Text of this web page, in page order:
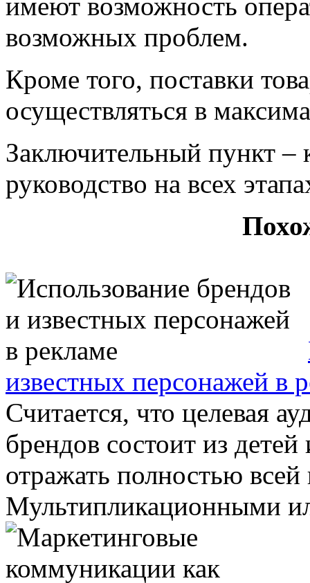
возможных проблем.
Кроме того, поставки
осуществляться в
Заключительный пункт –
руководство на всех
известных персонажей в
Считается, что целевая
брендов состоит из
отражать полностью
Мультипликационными